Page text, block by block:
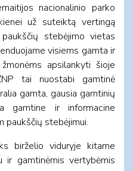
nacionalinio parko
už suteiktą vertingą
stebėjimo vietas
visiems gamta ir
apsilankyti šioje
tai nuostabi gamtinė
gamta, gausia gamtinių
gamtine ir informacine
paukščių stebėjimui.
birželio viduryje kitame
ir gamtinėmis vertybėmis